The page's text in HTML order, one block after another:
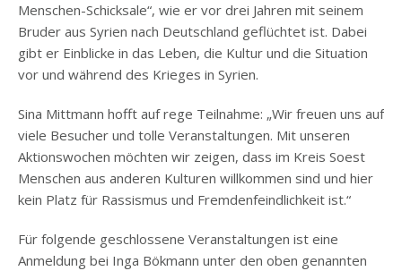
Menschen-Schicksale“, wie er vor drei Jahren mit seinem
Bruder aus Syrien nach Deutschland geflüchtet ist. Dabei
gibt er Einblicke in das Leben, die Kultur und die Situation
vor und während des Krieges in Syrien.
Sina Mittmann hofft auf rege Teilnahme: „Wir freuen uns auf
viele Besucher und tolle Veranstaltungen. Mit unseren
Aktionswochen möchten wir zeigen, dass im Kreis Soest
Menschen aus anderen Kulturen willkommen sind und hier
kein Platz für Rassismus und Fremdenfeindlichkeit ist.“
Für folgende geschlossene Veranstaltungen ist eine
Anmeldung bei Inga Bökmann unter den oben genannten